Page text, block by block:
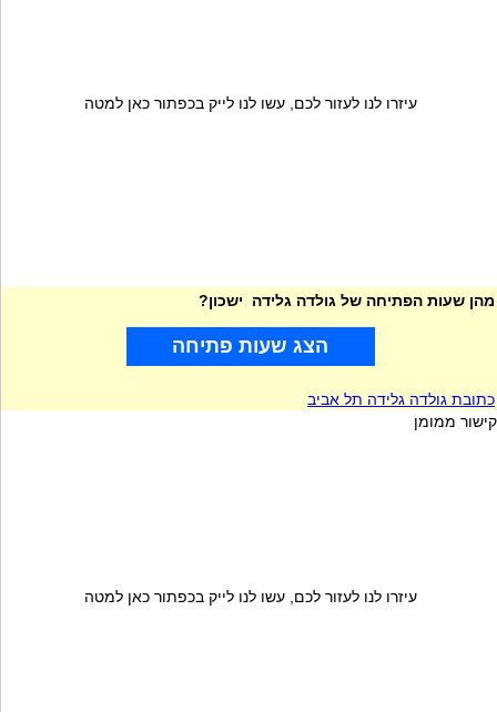
עיזרו לנו לעזור לכם, עשו לנו לייק בכפתור כאן למטה
מהן שעות הפתיחה של גולדה גלידה ישכון?
הצג שעות פתיחה
כתובת גולדה גלידה תל אביב
קישור ממומן
עיזרו לנו לעזור לכם, עשו לנו לייק בכפתור כאן למטה